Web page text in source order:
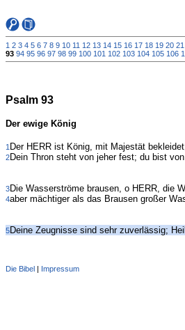
1 2 3 4 5 6 7 8 9 10 11 12 13 14 15 16 17 18 19 20 21
93 94 95 96 97 98 99 100 101 102 103 104 105 106
Psalm 93
Der ewige König
1 Der HERR ist König, mit Majestät
2Dein Thron steht von jeher fest; du bist
3Die Wasserströme brausen, o HERR, die
4aber mächtiger als das Brausen großer
5Deine Zeugnisse sind sehr zuverlässig;
Die Bibel | Impressum